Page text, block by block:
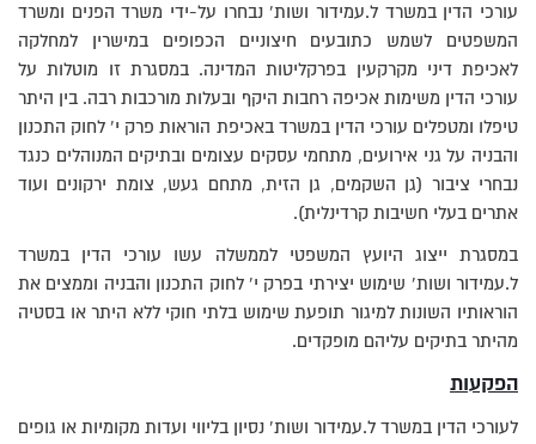
עורכי הדין במשרד ל.עמידור ושות’ נבחרו על-ידי משרד הפנים ומשרד
המשפטים לשמש כתובעים חיצוניים הכפופים במישרין למחלקה
לאכיפת דיני מקרקעין בפרקליטות המדינה. במסגרת זו מוטלות על
עורכי הדין משימות אכיפה רחבות היקף ובעלות מורכבות רבה. בין היתר
טיפלו ומטפלים עורכי הדין במשרד באכיפת הוראות פרק י’ לחוק התכנון
והבניה על גני אירועים, מתחמי עסקים עצומים ובתיקים המנוהלים כנגד
נבחרי ציבור (גן השקמים, גן הזית, מתחם געש, צומת ירקונים ועוד
אתרים בעלי חשיבות קרדינלית).
במסגרת ייצוג היועץ המשפטי לממשלה עשו עורכי הדין במשרד
ל.עמידור ושות’ שימוש יצירתי בפרק י’ לחוק התכנון והבניה וממצים את
הוראותיו השונות למיגור תופעת שימוש בלתי חוקי ללא היתר או בסטיה
מהיתר בתיקים עליהם מופקדים.
הפקעות
לעורכי הדין במשרד ל.עמידור ושות’ נסיון בליווי ועדות מקומיות או גופים